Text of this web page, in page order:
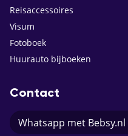
Reisaccessoires
Visum
Fotoboek
Huurauto bijboeken
Contact
Whatsapp met Bebsy.nl